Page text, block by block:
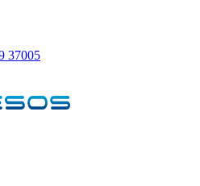
37005